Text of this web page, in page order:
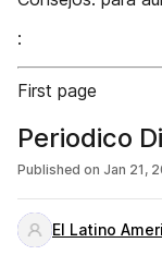
:
First page
Periodico
Published on Jan 21,
El Latino